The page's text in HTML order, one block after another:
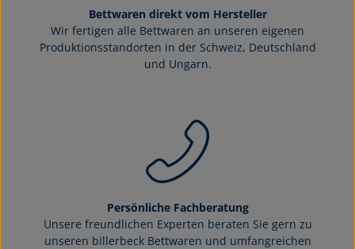
Bettwaren direkt vom Hersteller
Wir fertigen alle Bettwaren an unseren eigenen
Produktionsstandorten in der Schweiz, Deutschland
und Ungarn.
Persönliche Fachberatung
Unsere freundlichen Experten beraten Sie gern zu
unseren billerbeck Bettwaren und umfangreichen